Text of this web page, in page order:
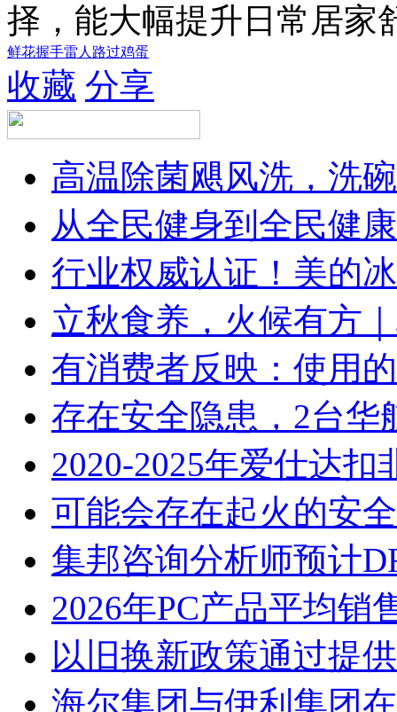
择，能大幅提升日常居家
鲜花握手雷人 路过鸡蛋
收藏 分享
高温除菌飓风洗，洗
从全民健身到全民健
行业权威认证！美的
立秋食养，火候有方
有消费者反映：使用
存在安全隐患，2台华
2020-2025年爱仕达
可能会存在起火的安
集邦咨询分析师预计
2026年PC产品平均销
以旧换新政策通过提
海尔集团与伊利集团